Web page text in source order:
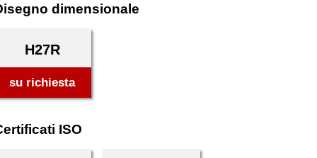
dimensionale
H27R
su richiesta
ISO